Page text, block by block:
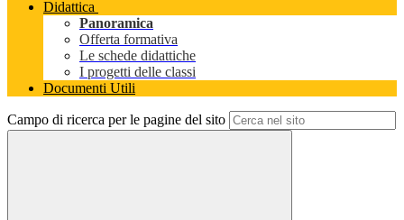
Didattica
Panoramica
Offerta formativa
Le schede didattiche
I progetti delle classi
Documenti Utili
Campo di ricerca per le pagine del sito